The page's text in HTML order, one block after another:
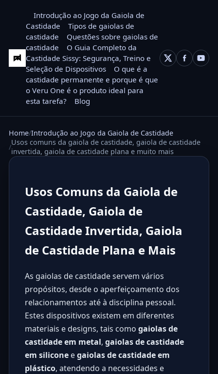
Introdução ao Jogo da Gaiola de
Castidade
Tipos de gaiolas de
castidade
Questões sobre gaiolas de
castidade
O Guia Completo da
Castidade Sissy: Segurança, Treino e
Seleção de Dispositivos
O que é a
castidade permanente e porque é que
o Veru One é o produto ideal para
esta tarefa?
Blog
Home Introdução ao Jogo da Gaiola de Castidade
Usos comuns da gaiola de castidade, gaiola de castidade
invertida, gaiola de castidade plana e muito mais
Usos Comuns da Gaiola de
Castidade, Gaiola de
Castidade Invertida, Gaiola
de Castidade Plana e Mais
As gaiolas de castidade servem vários
propósitos, desde o aperfeiçoamento dos
relacionamentos até à disciplina pessoal.
Estes dispositivos existem em diferentes
materiais e designs, tais como gaiolas de
castidade em metal, gaiolas de castidade
em siliconeegaiolas de castidade em
plástico, atendendo a necessidades e